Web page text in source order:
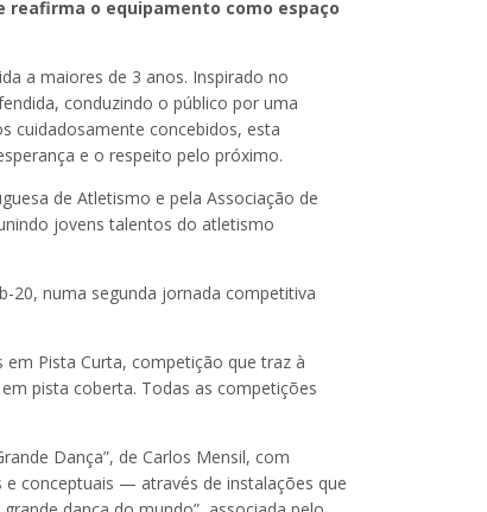
o equipamento como espaço
a maiores de 3 anos. Inspirado no
conduzindo o público por uma
cuidadosamente concebidos, esta
e o respeito pelo próximo.
de Atletismo e pela Associação de
jovens talentos do atletismo
20, numa segunda jornada competitiva
Pista Curta, competição que traz à
pista coberta. Todas as competições
Dança”, de Carlos Mensil, com
conceptuais — através de instalações que